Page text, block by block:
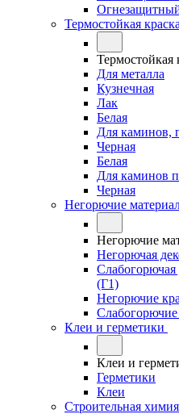
Термостойкая краска
Термостойкая
Для металла
Кузнечная
Лак
Белая
Для каминов,
Черная
Белая
Для каминов
Черная
Негорючие
Негорючие
Негорючая
(Г1)
Негорючие
Клеи и герметики
Клеи и
Герметики
Клеи
Строительная химия